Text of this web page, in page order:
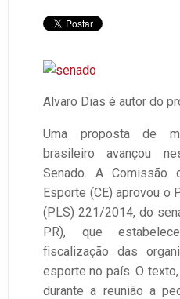
Alvaro Dias é autor do
Uma proposta de
brasileiro avançou
Senado. A Comissão
Esporte (CE) aprovou o
(PLS) 221/2014, do
PR), que
fiscalização das
esporte no país. O
durante a reunião a